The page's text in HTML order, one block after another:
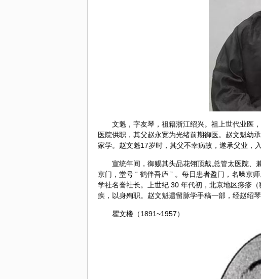
文魁，字友琴，祖籍浙江绍兴。祖上世代业医
医院供职，其父赵永宽为光绪前期御医。赵文魁幼
家学。赵文魁17岁时，其父不幸病故，遂承父业，
宣统年间，御赐其头品花翎顶戴,总管太医院、
京门 ，堂号 “ 鹤伴吾庐 ” 。每日患者盈门，名噪
学社名誉社长。上世纪 30 年代初，北京地区痧疹
疾，以身殉职。赵文魁遗留脉学手稿一部，经赵绍
瞿文楼（1891~1957）